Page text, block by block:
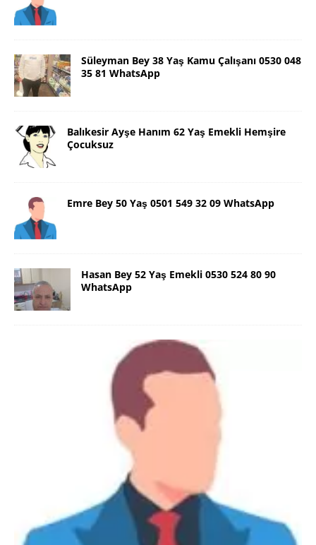
Süleyman Bey 38 Yaş Kamu Çalışanı 0530 048
35 81 WhatsApp
Balıkesir Ayşe Hanım 62 Yaş Emekli Hemşire
Çocuksuz
Emre Bey 50 Yaş 0501 549 32 09 WhatsApp
Hasan Bey 52 Yaş Emekli 0530 524 80 90
WhatsApp
Danimarka Mustafa Bey 45 Yaş +45
42 48 17 28 WhatsApp
Lütfen Danimarka dışı aramasın. Selam ben
Danimarka’dan Mustafa 45 yaşında, 1.88 boyunda,
98 kiloda, Kumral, ayrılmış bir beyim. Alkol yok.
Sigara var. Maddi sıkıntım yok.